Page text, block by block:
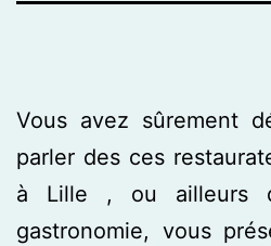
Vous avez sûrement
parler des ces
à Lille , ou ailleurs
gastronomie, vous